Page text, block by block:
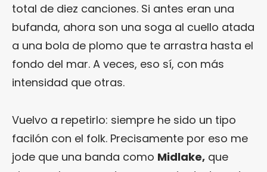
total de diez canciones. Si antes eran una
bufanda, ahora son una soga al cuello atada
a una bola de plomo que te arrastra hasta el
fondo del mar. A veces, eso sí, con más
intensidad que otras.
Vuelvo a repetirlo: siempre he sido un tipo
facilón con el folk. Precisamente por eso me
jode que una banda como Midlake, que